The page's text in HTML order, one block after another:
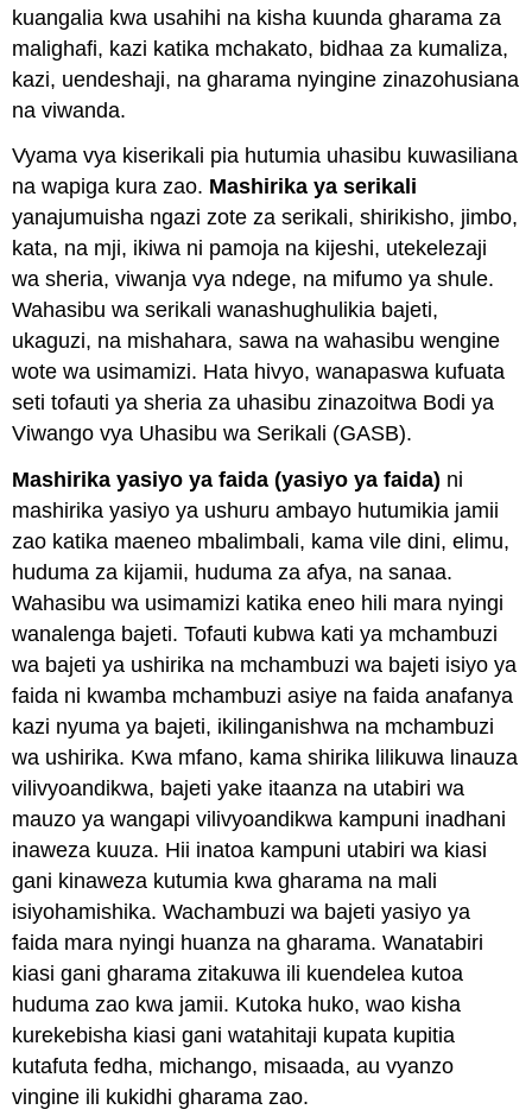
kuangalia kwa usahihi na kisha kuunda gharama za
malighafi, kazi katika mchakato, bidhaa za kumaliza,
kazi, uendeshaji, na gharama nyingine zinazohusiana
na viwanda.
Vyama vya kiserikali pia hutumia uhasibu kuwasiliana
na wapiga kura zao. Mashirika ya serikali
yanajumuisha ngazi zote za serikali, shirikisho, jimbo,
kata, na mji, ikiwa ni pamoja na kijeshi, utekelezaji
wa sheria, viwanja vya ndege, na mifumo ya shule.
Wahasibu wa serikali wanashughulikia bajeti,
ukaguzi, na mishahara, sawa na wahasibu wengine
wote wa usimamizi. Hata hivyo, wanapaswa kufuata
seti tofauti ya sheria za uhasibu zinazoitwa Bodi ya
Viwango vya Uhasibu wa Serikali (GASB).
Mashirika yasiyo ya faida (yasiyo ya faida) ni
mashirika yasiyo ya ushuru ambayo hutumikia jamii
zao katika maeneo mbalimbali, kama vile dini, elimu,
huduma za kijamii, huduma za afya, na sanaa.
Wahasibu wa usimamizi katika eneo hili mara nyingi
wanalenga bajeti. Tofauti kubwa kati ya mchambuzi
wa bajeti ya ushirika na mchambuzi wa bajeti isiyo ya
faida ni kwamba mchambuzi asiye na faida anafanya
kazi nyuma ya bajeti, ikilinganishwa na mchambuzi
wa ushirika. Kwa mfano, kama shirika lilikuwa linauza
vilivyoandikwa, bajeti yake itaanza na utabiri wa
mauzo ya wangapi vilivyoandikwa kampuni inadhani
inaweza kuuza. Hii inatoa kampuni utabiri wa kiasi
gani kinaweza kutumia kwa gharama na mali
isiyohamishika. Wachambuzi wa bajeti yasiyo ya
faida mara nyingi huanza na gharama. Wanatabiri
kiasi gani gharama zitakuwa ili kuendelea kutoa
huduma zao kwa jamii. Kutoka huko, wao kisha
kurekebisha kiasi gani watahitaji kupata kupitia
kutafuta fedha, michango, misaada, au vyanzo
vingine ili kukidhi gharama zao.